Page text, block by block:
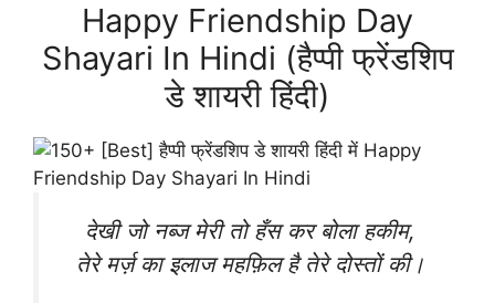
Happy Friendship Day
Shayari In Hindi (हैप्पी फ्रेंडशिप
डे शायरी हिंदी)
देखी जो नब्ज मेरी तो हँस कर बोला हकीम,
तेरे मर्ज़ का इलाज महफ़िल है तेरे दोस्तों की।